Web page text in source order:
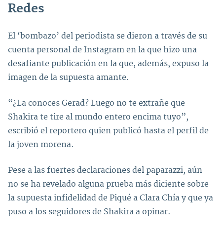
Redes
El ‘bombazo’ del periodista se dieron a través de su
cuenta personal de Instagram en la que hizo una
desafiante publicación en la que, además, expuso la
imagen de la supuesta amante.
“¿La conoces Gerad? Luego no te extrañe que
Shakira te tire al mundo entero encima tuyo”,
escribió el reportero quien publicó hasta el perfil de
la joven morena.
Pese a las fuertes declaraciones del paparazzi, aún
no se ha revelado alguna prueba más diciente sobre
la supuesta infidelidad de Piqué a Clara Chía y que ya
puso a los seguidores de Shakira a opinar.